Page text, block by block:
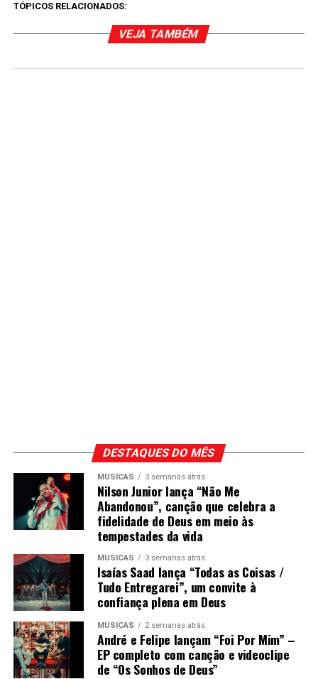
TÓPICOS RELACIONADOS:
VEJA TAMBÉM
DESTAQUES DO MÊS
MÚSICAS 3 semanas atrás
Nilson Junior lança “Não Me
Abandonou”, canção que celebra a
fidelidade de Deus em meio às
tempestades da vida
MÚSICAS 3 semanas atrás
Isaías Saad lança “Todas as Coisas /
Tudo Entregarei”, um convite à
confiança plena em Deus
MÚSICAS 2 semanas atrás
André e Felipe lançam “Foi Por Mim” –
EP completo com canção e videoclipe
de “Os Sonhos de Deus”